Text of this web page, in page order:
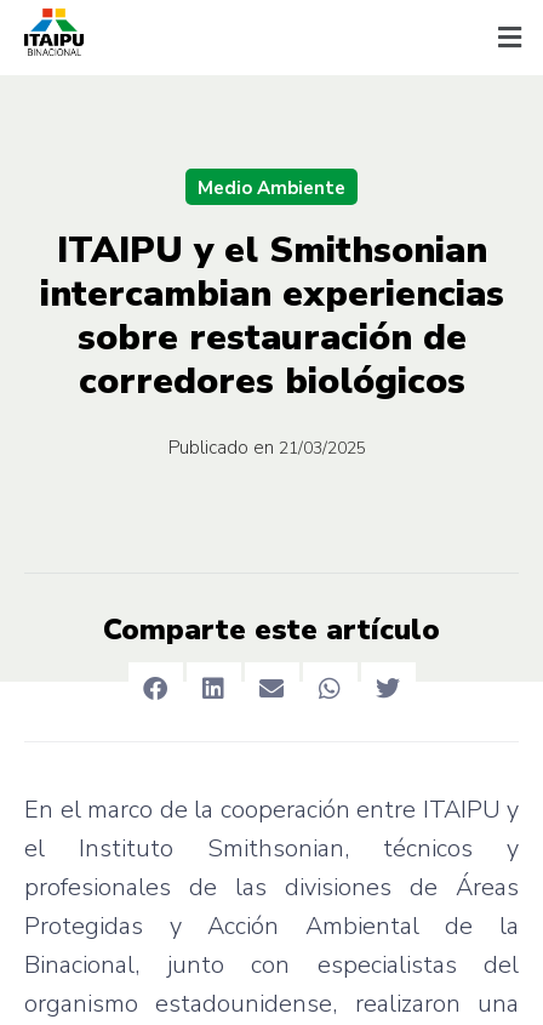
Medio Ambiente
ITAIPU y el Smithsonian
intercambian experiencias
sobre restauración de
corredores biológicos
Publicado en 21/03/2025
Comparte este artículo
En el marco de la cooperación entre ITAIPU y
el Instituto Smithsonian, técnicos y
profesionales de las divisiones de Áreas
Protegidas y Acción Ambiental de la
Binacional, junto con especialistas del
organismo estadounidense, realizaron una